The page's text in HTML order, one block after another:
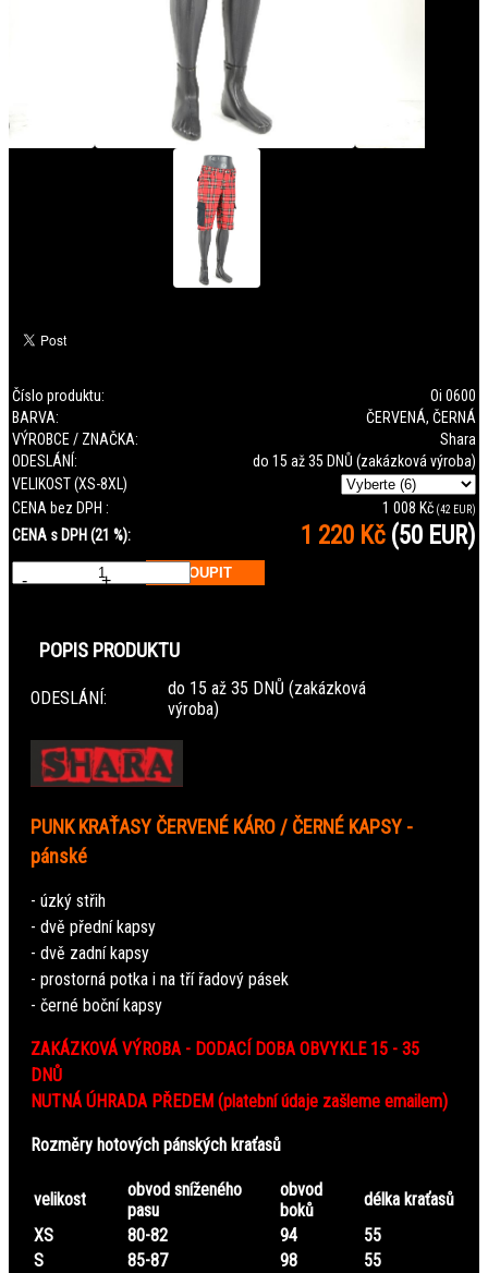
Číslo produktu:
Oi 0600
BARVA:
ČERVENÁ, ČERNÁ
VÝROBCE / ZNAČKA:
Shara
ODESLÁNÍ:
do 15 až 35 DNŮ (zakázková výroba)
VELIKOST (XS-8XL)
CENA bez DPH :
1 008 Kč (42 EUR)
CENA s DPH (21 %): 1 220 Kč (50 EUR)
- +
POPIS PRODUKTU
ODESLÁNÍ:
do 15 až 35 DNŮ (zakázková
výroba)
PUNK KRAŤASY ČERVENÉ KÁRO / ČERNÉ KAPSY -
pánské
- úzký střih
- dvě přední kapsy
- dvě zadní kapsy
- prostorná potka i na tří řadový pásek
- černé boční kapsy
ZAKÁZKOVÁ VÝROBA - DODACÍ DOBA OBVYKLE 15 - 35
DNŮ
NUTNÁ ÚHRADA PŘEDEM (platební údaje zašleme emailem)
Rozměry hotových pánských kraťasů
velikost
obvod sníženého
pasu
obvod
boků
délka kraťasů
XS
80-82 94
55
S
85-87 98
55